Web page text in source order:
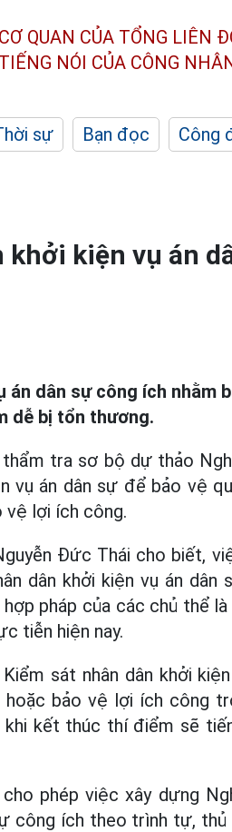
CƠ QUAN CỦA TỔNG LIÊN
TIẾNG NÓI CỦA CÔNG
sự Bạn đọc Công
kiện vụ án
án dân sự công ích nhằm
dễ bị tổn thương.
tra sơ bộ dự thảo
vụ án dân sự để bảo vệ
vệ lợi ích công.
Đức Thái cho biết,
dân khởi kiện vụ án dân
pháp của các chủ thể
tiễn hiện nay.
sát nhân dân khởi
bảo vệ lợi ích công
kết thúc thí điểm sẽ
phép việc xây dựng
công ích theo trình tự,